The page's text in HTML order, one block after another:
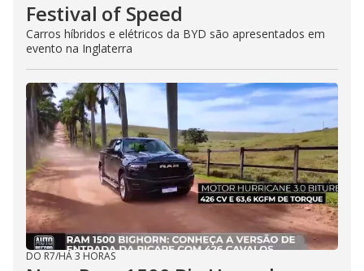
Festival of Speed
Carros híbridos e elétricos da BYD são apresentados em
evento na Inglaterra
DO R7/HÁ 3 HORAS